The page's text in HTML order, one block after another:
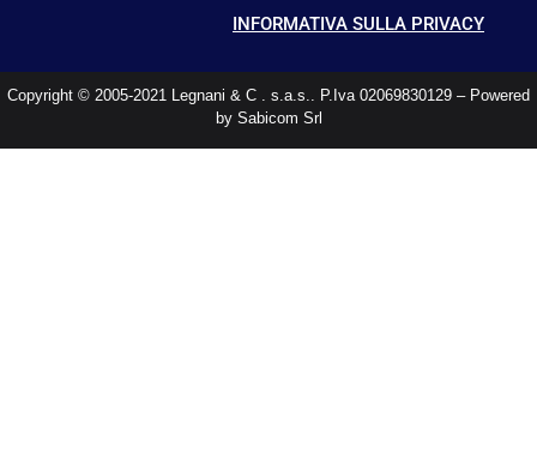
INFORMATIVA SULLA PRIVACY
Copyright © 2005-2021 Legnani & C . s.a.s.. P.Iva 02069830129 – Powered
by Sabicom Srl